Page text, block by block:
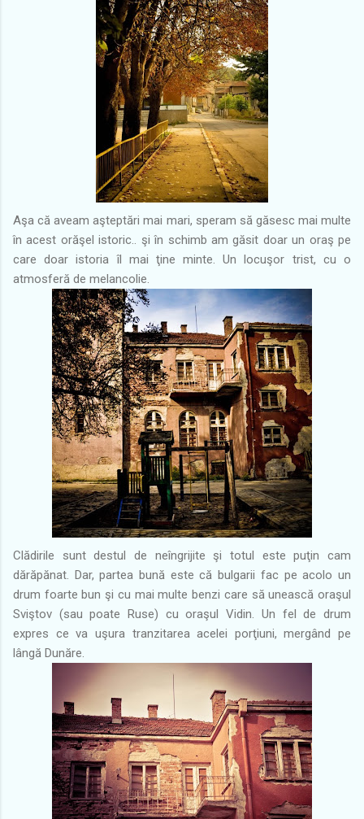
Aşa că aveam aşteptări mai mari, speram să găsesc mai multe
în acest orăşel istoric.. şi în schimb am găsit doar un oraş pe
care doar istoria îl mai ţine minte. Un locuşor trist, cu o
atmosferă de melancolie.
Clădirile sunt destul de neîngrijite şi totul este puţin cam
dărăpănat. Dar, partea bună este că bulgarii fac pe acolo un
drum foarte bun şi cu mai multe benzi care să unească oraşul
Sviştov (sau poate Ruse) cu oraşul Vidin. Un fel de drum
expres ce va uşura tranzitarea acelei porţiuni, mergând pe
lângă Dunăre.